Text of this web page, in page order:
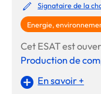
Signataire de la
Energie,
Cet ESAT est
Production de
En savoir +